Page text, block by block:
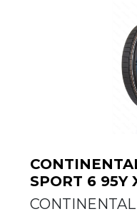
SPORT 6 95Y
CONTINENTAL